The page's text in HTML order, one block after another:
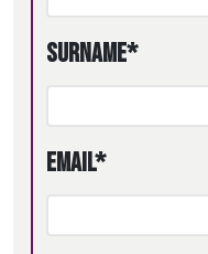
Surname*
Email*